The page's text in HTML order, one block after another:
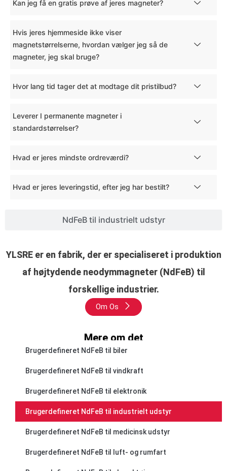
NdFeB til industrielt udstyr
Kan jeg få en gratis prøve af jeres magneter?
Hvis jeres hjemmeside ikke viser
magnetstørrelserne, hvordan vælger jeg så de
magneter, jeg skal bruge?
Hvor lang tid tager det at modtage dit pristilbud?
Leverer I permanente magneter i
standardstørrelser?
Hvad er jeres mindste ordreværdi?
Hvad er jeres leveringstid, efter jeg har bestilt?
YLSRE er en fabrik, der er specialiseret i produktion
af højtydende neodymmagneter (NdFeB) til
forskellige industrier.
Om Os
Mere om det
Brugerdefineret NdFeB til biler
Brugerdefineret NdFeB til vindkraft
Brugerdefineret NdFeB til elektronik
Brugerdefineret NdFeB til industrielt udstyr
Brugerdefineret NdFeB til medicinsk udstyr
Brugerdefineret NdFeB til luft- og rumfart